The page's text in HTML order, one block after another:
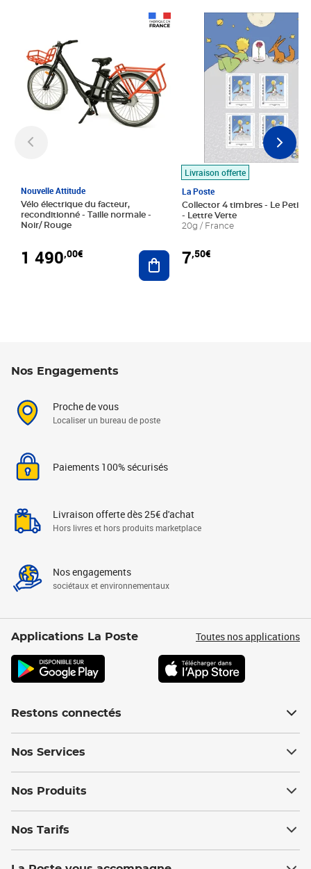
Nouvelle Attitude
Vélo électrique du facteur,
reconditionné - Taille normale -
Noir/ Rouge
1 490,00€ Ajouter au panier
Livraison offerte
La Poste
Collector 4 timbres - Le Petit
- Lettre Verte
20g / France
7,50€
Prix 7,50€
Nos Engagements
Proche de vous
Localiser un bureau de poste
Paiements 100% sécurisés
Livraison offerte dès 25€ d'achat
Hors livres et hors produits marketplace
Nos engagements
sociétaux et environnementaux
Applications La Poste Toutes nos applications
Restons connectés
Nos Services
Nos Produits
Nos Tarifs